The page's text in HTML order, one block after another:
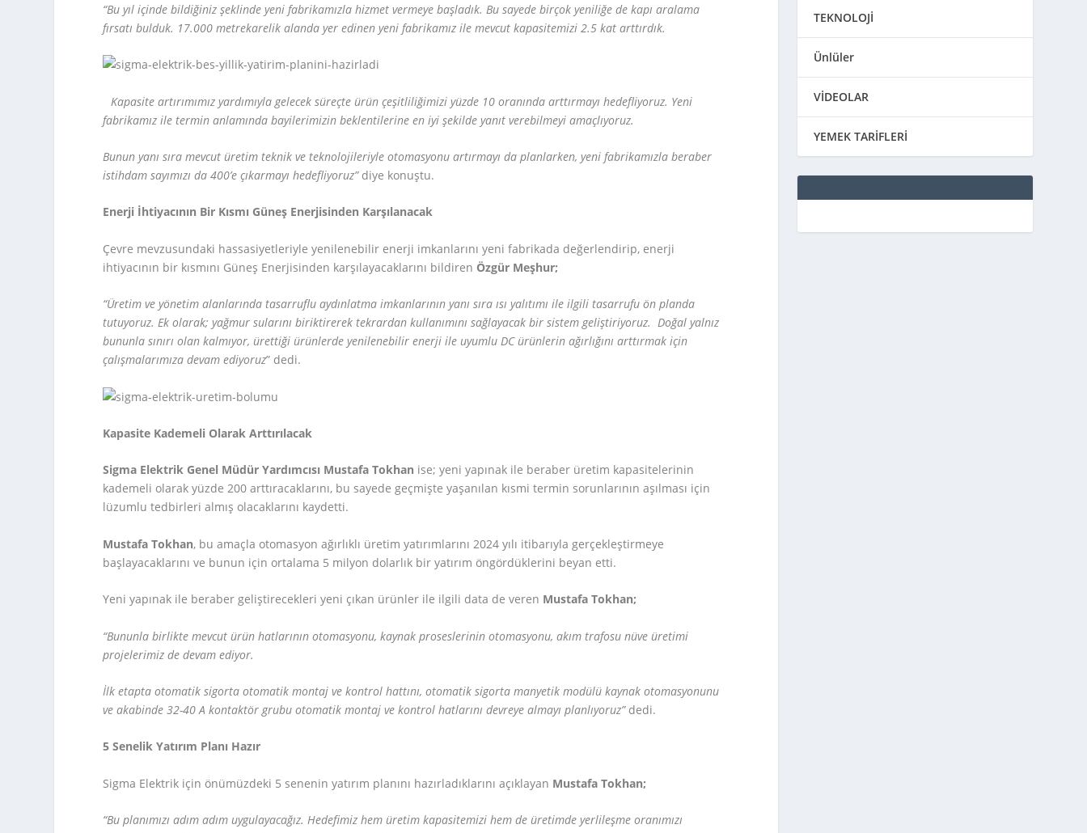
“Bu yıl içinde bildiğiniz şeklinde yeni fabrikamızla hizmet vermeye başladık. Bu sayede birçok yeniliğe de kapı aralama
fırsatı bulduk. 17.000 metrekarelik alanda yer edinen yeni fabrikamız ile mevcut kapasitemizi 2.5 kat arttırdık.
Kapasite artırımımız yardımıyla gelecek süreçte ürün çeşitliliğimizi yüzde 10 oranında arttırmayı hedefliyoruz. Yeni
fabrikamız ile termin anlamında bayilerimizin beklentilerine en iyi şekilde yanıt verebilmeyi amaçlıyoruz.
Bunun yanı sıra mevcut üretim teknik ve teknolojileriyle otomasyonu artırmayı da planlarken, yeni fabrikamızla beraber
istihdam sayımızı da 400’e çıkarmayı hedefliyoruz”diye konuştu.
Enerji İhtiyacının Bir Kısmı Güneş Enerjisinden Karşılanacak
Çevre mevzusundaki hassasiyetleriyle yenilenebilir enerji imkanlarını yeni fabrikada değerlendirip, enerji
ihtiyacının bir kısmını Güneş Enerjisinden karşılayacaklarını bildiren Özgür Meşhur;
“Üretim ve yönetim alanlarında tasarruflu aydınlatma imkanlarının yanı sıra ısı yalıtımı ile ilgili tasarrufu ön planda
tutuyoruz. Ek olarak; yağmur sularını biriktirerek tekrardan kullanımını sağlayacak bir sistem geliştiriyoruz. Doğal yalnız
bununla sınırı olan kalmıyor, ürettiği ürünlerde yenilenebilir enerji ile uyumlu DC ürünlerin ağırlığını arttırmak için
çalışmalarımıza devam ediyoruz” dedi.
Kapasite Kademeli Olarak Arttırılacak
Sigma Elektrik Genel Müdür Yardımcısı Mustafa Tokhan ise; yeni yapınak ile beraber üretim kapasitelerinin
kademeli olarak yüzde 200 arttıracaklarını, bu sayede geçmişte yaşanılan kısmi termin sorunlarının aşılması için
lüzumlu tedbirleri almış olacaklarını kaydetti.
Mustafa Tokhan, bu amaçla otomasyon ağırlıklı üretim yatırımlarını 2024 yılı itibarıyla gerçekleştirmeye
başlayacaklarını ve bunun için ortalama 5 milyon dolarlık bir yatırım öngördüklerini beyan etti.
Yeni yapınak ile beraber geliştirecekleri yeni çıkan ürünler ile ilgili data de veren Mustafa Tokhan;
“Bununla birlikte mevcut ürün hatlarının otomasyonu, kaynak proseslerinin otomasyonu, akım trafosu nüve üretimi
projelerimiz de devam ediyor.
İlk etapta otomatik sigorta otomatik montaj ve kontrol hattını, otomatik sigorta manyetik modülü kaynak otomasyonunu
ve akabinde 32-40 A kontaktör grubu otomatik montaj ve kontrol hatlarını devreye almayı planlıyoruz”dedi.
5 Senelik Yatırım Planı Hazır
Sigma Elektrik için önümüzdeki 5 senenin yatırım planını hazırladıklarını açıklayan Mustafa Tokhan;
“Bu planımızı adım adım uygulayacağız. Hedefimiz hem üretim kapasitemizi hem de üretimde yerlileşme oranımızı
TEKNOLOJİ
Ünlüler
VİDEOLAR
YEMEK TARİFLERİ